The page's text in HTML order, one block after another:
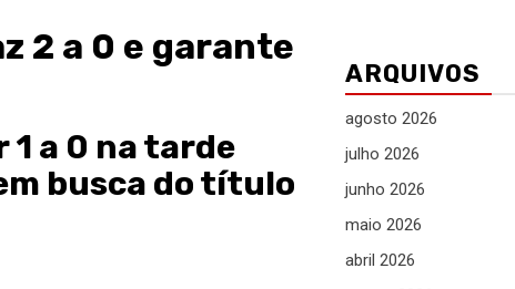
2 a 0 e garante
1 a 0 na tarde
busca do título
ARQUIVOS
agosto 2026
julho 2026
junho 2026
maio 2026
abril 2026